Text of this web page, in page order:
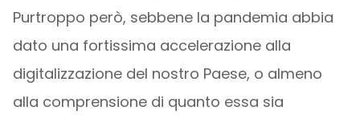
Purtroppo però, sebbene la pandemia abbia
dato una fortissima accelerazione alla
digitalizzazione del nostro Paese, o almeno
alla comprensione di quanto essa sia